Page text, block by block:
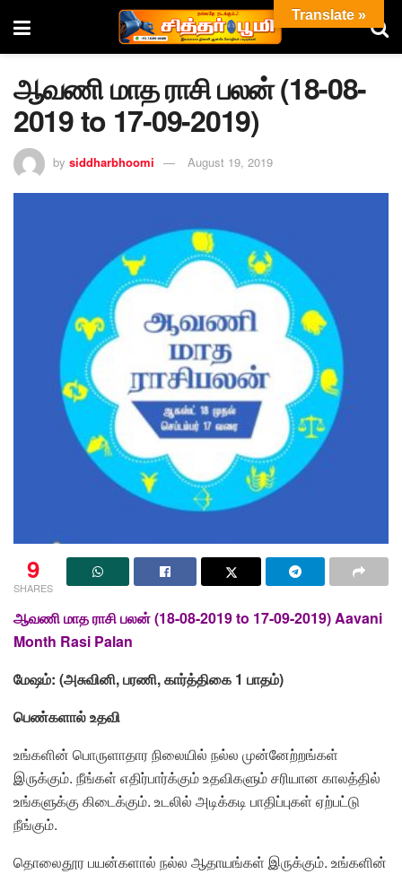
ஆவணி மாத ராசி பலன் (18-08-
2019 to 17-09-2019)
by siddharbhoomi August 19, 2019
9
SHARES
ஆவணி மாத ராசி பலன் (18-08-2019 to 17-09-2019) Aavani
Month Rasi Palan
மேஷம்: (அசுவினி, பரணி, கார்த்திகை 1 பாதம்)
பெண்களால் உதவி
உங்களின் பொருளாதார நிலையில் நல்ல முன்னேற்றங்கள்
இருக்கும். நீங்கள் எதிர்பார்க்கும் உதவிகளும் சரியான காலத்தில்
உங்களுக்கு கிடைக்கும். உடலில் அடிக்கடி பாதிப்புகள் ஏற்பட்டு
நீங்கும்.
தொலைதூர பயன்களால் நல்ல ஆதாயங்கள் இருக்கும். உங்களின்
Translate »